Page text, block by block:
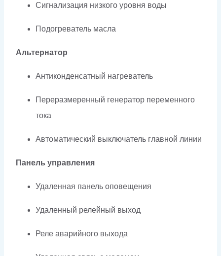
Сигнализация низкого уровня воды
Подогреватель масла
Альтернатор
Антиконденсатный нагреватель
Переразмеренный генератор переменного
тока
Автоматический выключатель главной линии
Панель управления
Удаленная панель оповещения
Удаленный релейный выход
Реле аварийного выхода